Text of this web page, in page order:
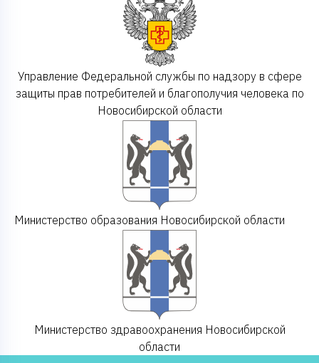
Управление Федеральной службы по надзору в сфере
защиты прав потребителей и благополучия человека по
Новосибирской области
Министерство образования Новосибирской области
Министерство здравоохранения Новосибирской
области